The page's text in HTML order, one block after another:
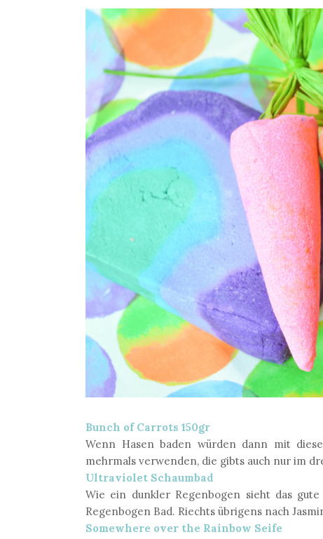
Bunch of Carrots 150gr
Wenn Hasen baden würden dann mit
mehrmals verwenden, die gibts auch nur im
Ultraviolet Schaumbad
Wie ein dunkler Regenbogen sieht das
Regenbogen Bad. Riechts übrigens nach
Somewhere over the Rainbow Seife